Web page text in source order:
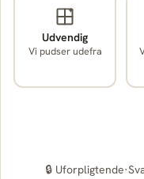
Udvendig
Vi pudser udefra
🔒 Uforpligtende·